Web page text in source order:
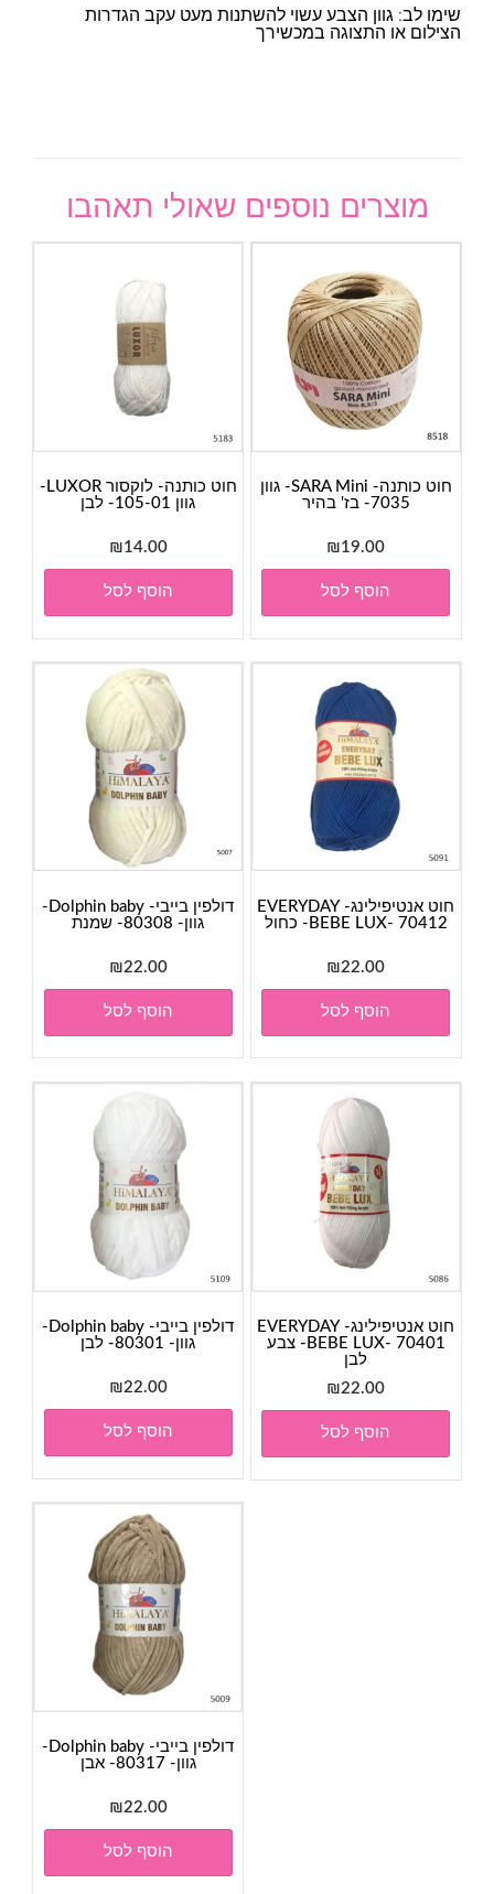
שימו לב: גוון הצבע עשוי להשתנות מעט עקב הגדרות
הצילום או התצוגה במכשירך
מוצרים נוספים שאולי תאהבו
חוט כותנה- SARA Mini- גוון
7035- בז' בהיר
₪19.00
הוסף לסל
חוט כותנה- לוקסור LUXOR-
גוון 105-01- לבן
₪14.00
הוסף לסל
חוט אנטיפילינג- EVERYDAY
BEBE LUX- 70412- כחול
₪22.00
הוסף לסל
דולפין בייבי- Dolphin baby-
גוון- 80308- שמנת
₪22.00
הוסף לסל
חוט אנטיפילינג- EVERYDAY
BEBE LUX- 70401- צבע
לבן
₪22.00
הוסף לסל
דולפין בייבי- Dolphin baby-
גוון- 80301- לבן
₪22.00
הוסף לסל
דולפין בייבי- Dolphin baby-
גוון- 80317- אבן
₪22.00
הוסף לסל